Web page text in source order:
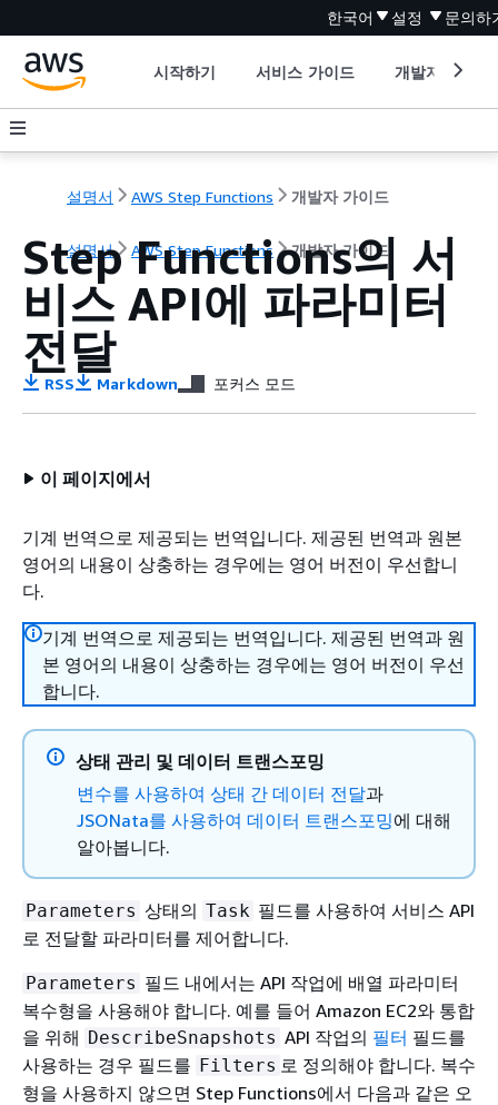
한국어 설정 문의하
시작하기 서비스 가이드 개발자 도구
설명서 AWS Step Functions 개발자 가이드
설명서 AWS Step Functions 개발자 가이드
Step Functions의 서
비스 API에 파라미터
전달
RSS Markdown 포커스 모드
이 페이지에서
기계 번역으로 제공되는 번역입니다. 제공된 번역과 원본
영어의 내용이 상충하는 경우에는 영어 버전이 우선합니
다.
기계 번역으로 제공되는 번역입니다. 제공된 번역과 원
본 영어의 내용이 상충하는 경우에는 영어 버전이 우선
합니다.
상태 관리 및 데이터 트랜스포밍
변수를 사용하여 상태 간 데이터 전달과
JSONata를 사용하여 데이터 트랜스포밍에 대해
알아봅니다.
Parameters 상태의 Task 필드를 사용하여 서비스 API
로 전달할 파라미터를 제어합니다.
Parameters 필드 내에서는 API 작업에 배열 파라미터
복수형을 사용해야 합니다. 예를 들어 Amazon EC2와 통합
을 위해 DescribeSnapshots API 작업의 필터 필드를
사용하는 경우 필드를 Filters 로 정의해야 합니다. 복수
형을 사용하지 않으면 Step Functions에서 다음과 같은 오